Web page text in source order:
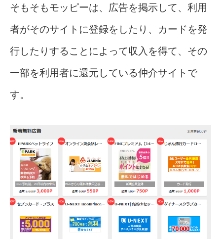
そもそもモッピーは、広告を掲示して、利用
者がそのサイトに登録をしたり、カードを発
行したりすることによって収入を得て、その
一部を利用者に還元している仲介サイトで
す。